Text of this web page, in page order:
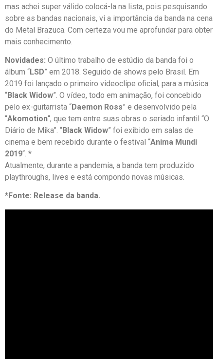
mas achei super válido colocá-la na lista, pois pesquisando
sobre as bandas nacionais, vi a importância da banda na cena
do Metal Brazuca. Com certeza vou me aprofundar para obter
mais conhecimento.
Novidades: O último trabalho de estúdio da banda foi o
álbum “LSD” em 2018. Seguido de shows pelo Brasil. Em
2019 foi lançado o primeiro videoclipe oficial, para a música
“Black Widow”. O vídeo, todo em animação, foi concebido
pelo ex-guitarrista “Daemon Ross” e desenvolvido pela
“Akomotion“, que tem entre suas obras o seriado infantil “O
Diário de Mika”. “Black Widow” foi exibido em salas de
cinema e bem recebido durante o festival “Anima Mundi
2019“. *
Atualmente, durante a pandemia, a banda tem produzido
playthroughs, lives e está compondo novas músicas.
*Fonte: Release da banda.